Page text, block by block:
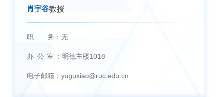
肖宇谷教授
职 务： 无
办 公 室： 明德主楼1018
电子邮箱： yuguxiao@ruc.edu.cn